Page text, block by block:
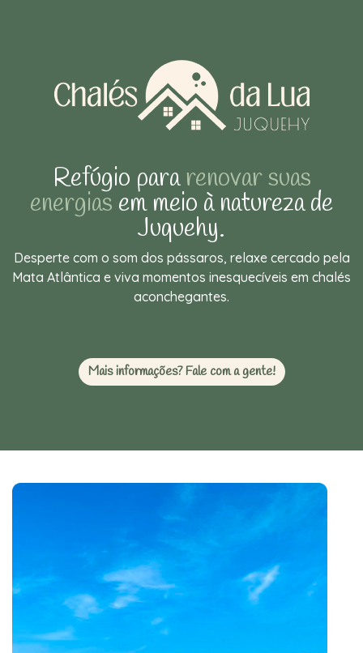
Refúgio pararenovar suas
energias em meio à natureza de
Juquehy.
Desperte com o som dos pássaros, relaxe cercado pela
Mata Atlântica e viva momentos inesquecíveis em chalés
aconchegantes.
Mais informações? Fale com a gente!